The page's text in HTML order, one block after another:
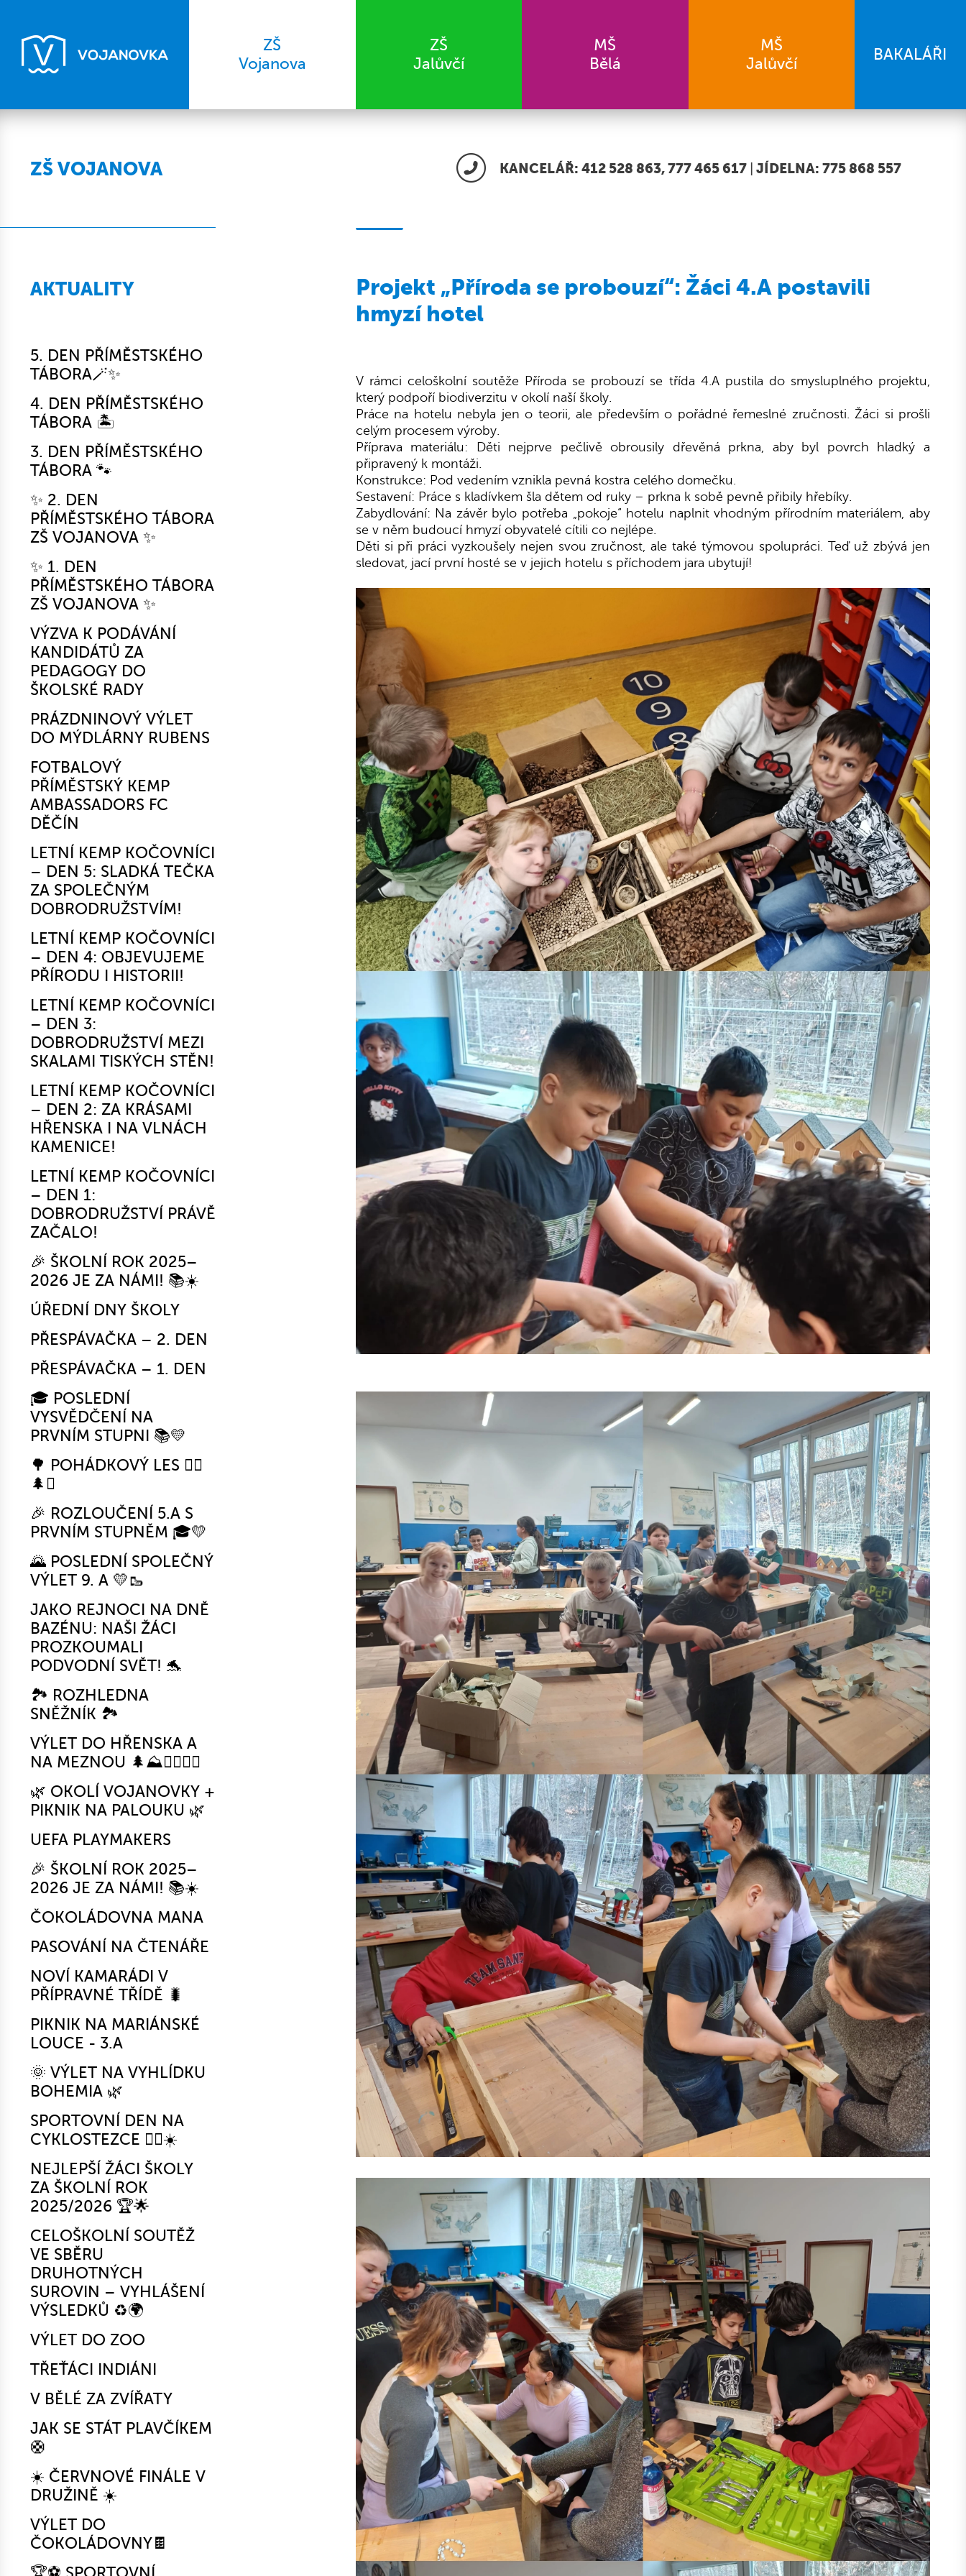
ZŠ
Vojanova
ZŠ
Jalůvčí
MŠ
Bělá
MŠ
Jalůvčí
BAKALÁŘI
ZŠ VOJANOVA
AKTUALITY
5. DEN PŘÍMĚSTSKÉHO
TÁBORA🪄✨
4. DEN PŘÍMĚSTSKÉHO
TÁBORA 🏝️
3. DEN PŘÍMĚSTSKÉHO
TÁBORA 🐾
✨ 2. DEN
PŘÍMĚSTSKÉHO TÁBORA
ZŠ VOJANOVA ✨
✨ 1. DEN
PŘÍMĚSTSKÉHO TÁBORA
ZŠ VOJANOVA ✨
VÝZVA K PODÁVÁNÍ
KANDIDÁTŮ ZA
PEDAGOGY DO
ŠKOLSKÉ RADY
PRÁZDNINOVÝ VÝLET
DO MÝDLÁRNY RUBENS
FOTBALOVÝ
PŘÍMĚSTSKÝ KEMP
AMBASSADORS FC
DĚČÍN
LETNÍ KEMP KOČOVNÍCI
– DEN 5: SLADKÁ TEČKA
ZA SPOLEČNÝM
DOBRODRUŽSTVÍM!
LETNÍ KEMP KOČOVNÍCI
– DEN 4: OBJEVUJEME
PŘÍRODU I HISTORII!
LETNÍ KEMP KOČOVNÍCI
– DEN 3:
DOBRODRUŽSTVÍ MEZI
SKALAMI TISKÝCH STĚN!
LETNÍ KEMP KOČOVNÍCI
– DEN 2: ZA KRÁSAMI
HŘENSKA I NA VLNÁCH
KAMENICE!
LETNÍ KEMP KOČOVNÍCI
– DEN 1:
DOBRODRUŽSTVÍ PRÁVĚ
ZAČALO!
🎉 ŠKOLNÍ ROK 2025–
2026 JE ZA NÁMI! 📚☀️
ÚŘEDNÍ DNY ŠKOLY
PŘESPÁVAČKA – 2. DEN
PŘESPÁVAČKA – 1. DEN
🎓 POSLEDNÍ
VYSVĚDČENÍ NA
PRVNÍM STUPNI 📚💛
🌳 POHÁDKOVÝ LES 🧚‍♀️
🌲✨
🎉 ROZLOUČENÍ 5.A S
PRVNÍM STUPNĚM 🎓💛
🌄 POSLEDNÍ SPOLEČNÝ
VÝLET 9. A 💛🥾
JAKO REJNOCI NA DNĚ
BAZÉNU: NAŠI ŽÁCI
PROZKOUMALI
PODVODNÍ SVĚT! 🐬
🏞️ ROZHLEDNA
SNĚŽNÍK 🏞️
VÝLET DO HŘENSKA A
NA MEZNOU 🌲⛰️🚶‍♂️🚶‍♀️
🌿 OKOLÍ VOJANOVKY +
PIKNIK NA PALOUKU 🌿
UEFA PLAYMAKERS
🎉 ŠKOLNÍ ROK 2025–
2026 JE ZA NÁMI! 📚☀️
ČOKOLÁDOVNA MANA
PASOVÁNÍ NA ČTENÁŘE
NOVÍ KAMARÁDI V
PŘÍPRAVNÉ TŘÍDĚ 🐛
PIKNIK NA MARIÁNSKÉ
LOUCE - 3.A
🌞 VÝLET NA VYHLÍDKU
BOHEMIA 🌿
SPORTOVNÍ DEN NA
CYKLOSTEZCE 🚴‍♂️☀️
NEJLEPŠÍ ŽÁCI ŠKOLY
ZA ŠKOLNÍ ROK
2025/2026 🏆🌟
CELOŠKOLNÍ SOUTĚŽ
VE SBĚRU
DRUHOTNÝCH
SUROVIN – VYHLÁŠENÍ
VÝSLEDKŮ ♻️🌍
VÝLET DO ZOO
TŘEŤÁCI INDIÁNI
V BĚLÉ ZA ZVÍŘATY
JAK SE STÁT PLAVČÍKEM
🛟
☀️ ČERVNOVÉ FINÁLE V
DRUŽINĚ ☀️
VÝLET DO
ČOKOLÁDOVNY🍫
KANCELÁŘ: 412 528 863, 777 465 617 JÍDELNA: 775 868 557
Projekt „Příroda se probouzí“: Žáci 4.A postavili
hmyzí hotel
V rámci celoškolní soutěže Příroda se probouzí se třída 4.A pustila do smysluplného projektu,
který podpoří biodiverzitu v okolí naší školy.
Práce na hotelu nebyla jen o teorii, ale především o pořádné řemeslné zručnosti. Žáci si prošli
celým procesem výroby.
Příprava materiálu: Děti nejprve pečlivě obrousily dřevěná prkna, aby byl povrch hladký a
připravený k montáži.
Konstrukce: Pod vedením vznikla pevná kostra celého domečku.
Sestavení: Práce s kladívkem šla dětem od ruky – prkna k sobě pevně přibily hřebíky.
Zabydlování: Na závěr bylo potřeba „pokoje“ hotelu naplnit vhodným přírodním materiálem, aby
se v něm budoucí hmyzí obyvatelé cítili co nejlépe.
Děti si při práci vyzkoušely nejen svou zručnost, ale také týmovou spolupráci. Teď už zbývá jen
sledovat, jací první hosté se v jejich hotelu s příchodem jara ubytují!